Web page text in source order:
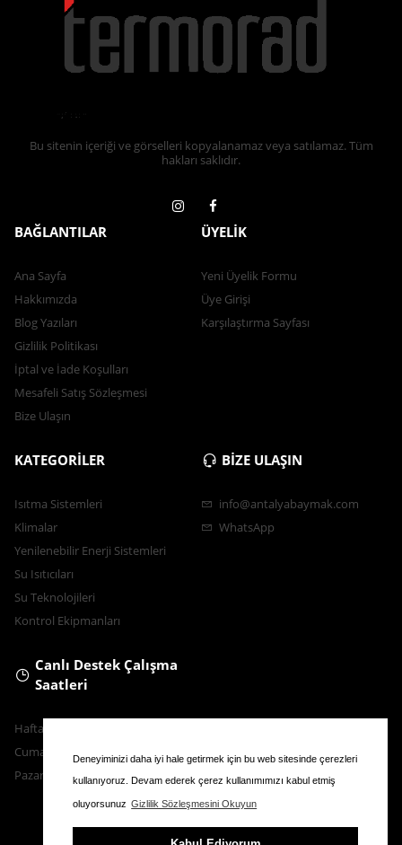
Deneyiminizi daha iyi hale getirmek için bu web sitesinde çerezleri
kullanıyoruz. Devam ederek çerez kullanımımızı kabul etmiş
oluyorsunuz Gizlilik Sözleşmesini Okuyun
Bu sitenin içeriği ve görselleri kopyalanamaz veya satılamaz. Tüm
hakları saklıdır.
BAĞLANTILAR
Ana Sayfa
Hakkımızda
Blog Yazıları
Gizlilik Politikası
İptal ve İade Koşulları
Mesafeli Satış Sözleşmesi
Bize Ulaşın
ÜYELİK
Yeni Üyelik Formu
Üye Girişi
Karşılaştırma Sayfası
KATEGORİLER
Isıtma Sistemleri
Klimalar
Yenilenebilir Enerji Sistemleri
Su Isıtıcıları
Su Teknolojileri
Kontrol Ekipmanları
BİZE ULAŞIN
info@antalyabaymak.com
WhatsApp
Canlı Destek Çalışma
Saatleri
Hafta İçi : 9.00 - 18.30
Cumartesi : 11.00 - 16.00
Pazar : Kapalı